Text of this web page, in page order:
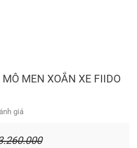
MEN XOẮN XE FIIDO
giá